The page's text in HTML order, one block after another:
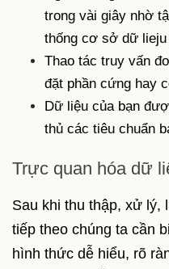
trong vài giây nhờ
thống cơ sở dữ lieju
Thao tác truy vấn
đặt phần cứng hay
Dữ liệu của bạn
thủ các tiêu chuẩn
Trực quan hóa dữ
Sau khi thu thập, xử lý,
tiếp theo chúng ta cần
hình thức dễ hiểu, rõ